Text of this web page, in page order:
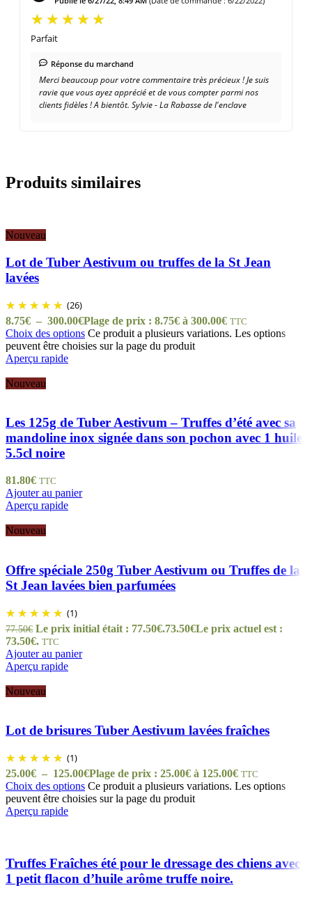
Parfait
Réponse du marchand
Merci beaucoup pour votre commentaire très précieux ! Je suis
ravie que vous ayez apprécié et de vous compter parmi nos
clients fidèles ! A bientôt. Sylvie - La Rabasse de l'enclave
Produits similaires
Nouveau
Lot de Tuber Aestivum ou truffes de la St Jean
lavées
(26)
8.75€ – 300.00€Plage de prix : 8.75€ à 300.00€ TTC
Choix des options Ce produit a plusieurs variations. Les options
peuvent être choisies sur la page du produit
Aperçu rapide
Nouveau
Les 125g de Tuber Aestivum – Truffes d’été avec sa
mandoline inox signée dans son pochon avec 1 huile
5.5cl noire
81.80€ TTC
Ajouter au panier
Aperçu rapide
Nouveau
Offre spéciale 250g Tuber Aestivum ou Truffes de la
St Jean lavées bien parfumées
(1)
77.50€ Le prix initial était : 77.50€.73.50€Le prix actuel est :
73.50€. TTC
Ajouter au panier
Aperçu rapide
Nouveau
Lot de brisures Tuber Aestivum lavées fraîches
(1)
25.00€ – 125.00€Plage de prix : 25.00€ à 125.00€ TTC
Choix des options Ce produit a plusieurs variations. Les options
peuvent être choisies sur la page du produit
Aperçu rapide
Truffes Fraîches été pour le dressage des chiens avec
1 petit flacon d’huile arôme truffe noire.